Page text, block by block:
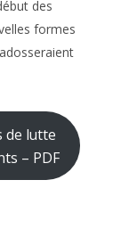
des
formes
de lutte
– PDF